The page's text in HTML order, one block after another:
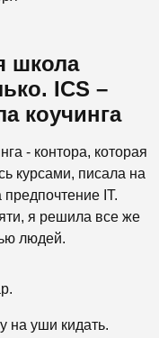
школа
ICS –
коучинга
- контора, которая
курсами, писала на
предпочтение IT.
я решила все же
людей.
на уши кидать.